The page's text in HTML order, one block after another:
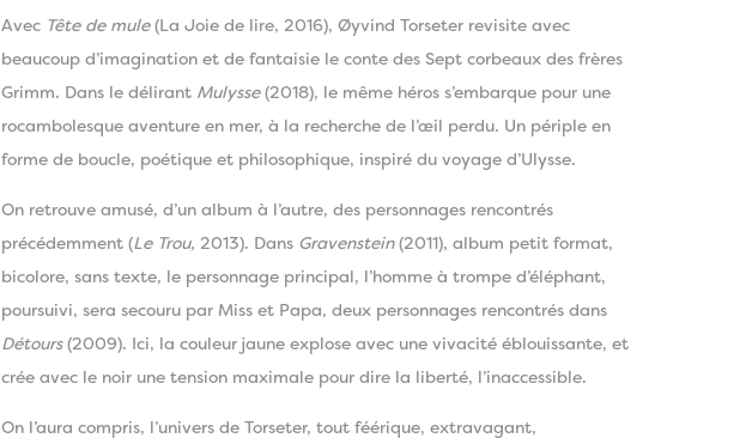
Avec Tête de mule (La Joie de lire, 2016), Øyvind Torseter revisite avec
beaucoup d’imagination et de fantaisie le conte des Sept corbeaux des frères
Grimm. Dans le délirant Mulysse(2018), le même héros s’embarque pour une
rocambolesque aventure en mer, à la recherche de l’œil perdu. Un périple en
forme de boucle, poétique et philosophique, inspiré du voyage d’Ulysse.
On retrouve amusé, d’un album à l’autre, des personnages rencontrés
précédemment (Le Trou, 2013). Dans Gravenstein (2011), album petit format,
bicolore, sans texte, le personnage principal, l’homme à trompe d’éléphant,
poursuivi, sera secouru par Miss et Papa, deux personnages rencontrés dans
Détours (2009). Ici, la couleur jaune explose avec une vivacité éblouissante, et
crée avec le noir une tension maximale pour dire la liberté, l’inaccessible.
On l’aura compris, l’univers de Torseter, tout féérique, extravagant,